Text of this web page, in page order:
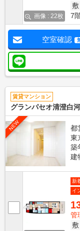
画像 : 22枚
敷
7
空室確認
賃貸マンション
グランパセオ清澄白
NEW
都
東
築
建
新
イ
管
敷